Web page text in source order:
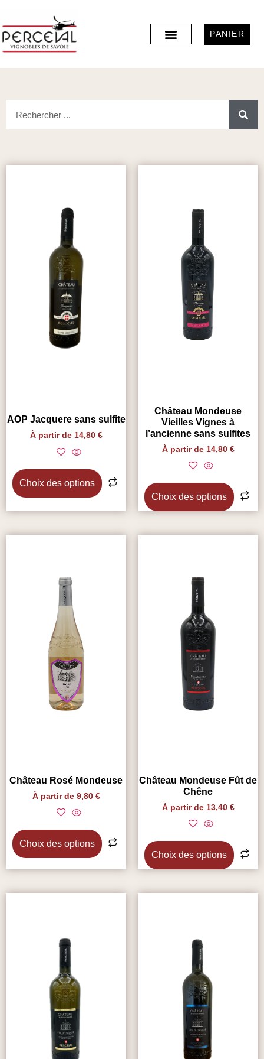
PANIER
AOP Jacquere sans sulfite
À partir de 14,80 €
Choix des options
Château Mondeuse
Vieilles Vignes à
l’ancienne sans sulfites
À partir de 14,80 €
Choix des options
Château Rosé Mondeuse
À partir de 9,80 €
Choix des options
Château Mondeuse Fût de
Chêne
À partir de 13,40 €
Choix des options